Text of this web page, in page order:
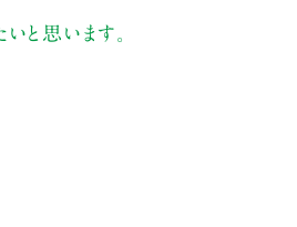
と思います。